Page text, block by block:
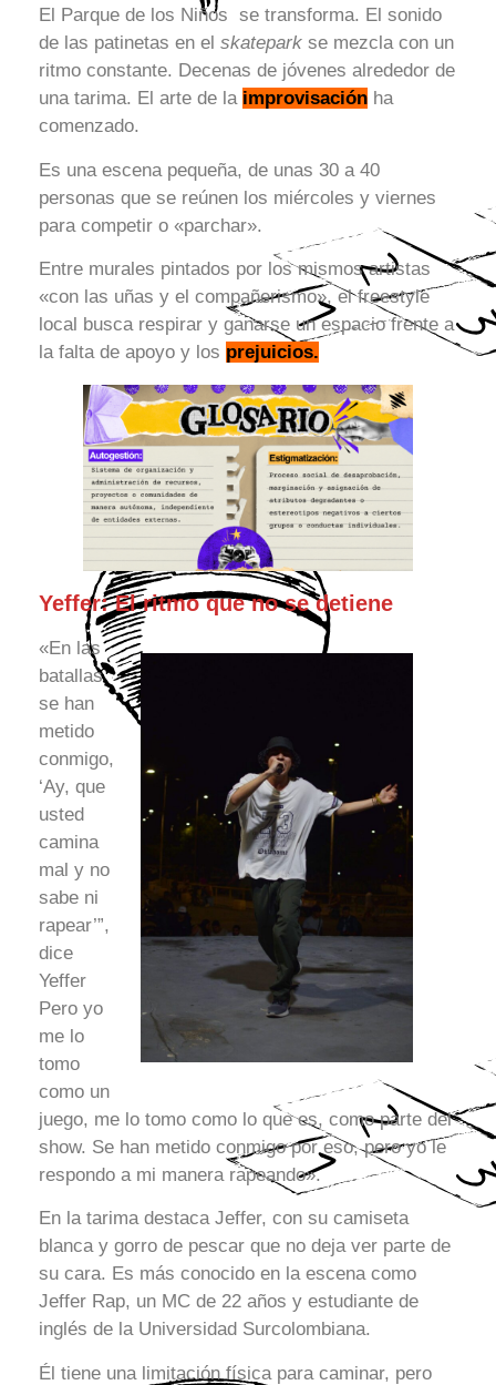
El Parque de los Niños se transforma. El sonido
de las patinetas en el skatepark se mezcla con un
ritmo constante. Decenas de jóvenes alrededor de
una tarima. El arte de la improvisación ha
comenzado.
Es una escena pequeña, de unas 30 a 40
personas que se reúnen los miércoles y viernes
para competir o «parchar».
Entre murales pintados por los mismos artistas
«con las uñas y el compañerismo», el freestyle
local busca respirar y ganarse un espacio frente a
la falta de apoyo y los prejuicios.
Yeffer: El ritmo que no se detiene
«En las
batallas
se han
metido
conmigo,
‘Ay, que
usted
camina
mal y no
sabe ni
rapear’”,
dice
Yeffer
Pero yo
me lo
tomo
como un
juego, me lo tomo como lo que es, como parte del
show. Se han metido conmigo por eso, pero yo le
respondo a mi manera rapeando».
En la tarima destaca Jeffer, con su camiseta
blanca y gorro de pescar que no deja ver parte de
su cara. Es más conocido en la escena como
Jeffer Rap, un MC de 22 años y estudiante de
inglés de la Universidad Surcolombiana.
Él tiene una limitación física para caminar, pero